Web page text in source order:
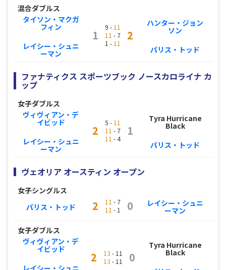
混合ダブルス
タイソン・マクガ
フィン
レイシー・シュニ
ーマン
1
9 - 11
11 - 7
1 - 11
2
ハンター・ジョン
ソン
パリス・トッド
ファナティクス スポーツブック ノースカロライナ カ
ップ
女子ダブルス
ヴィヴィアン・デ
イビッド
レイシー・シュニ
ーマン
2
5 - 11
11 - 7
11 - 4
1
Tyra Hurricane
Black
パリス・トッド
ヴェオリア オースティン オープン
女子シングルス
パリス・トッド
2 11 - 7
11 - 1 0 レイシー・シュニ
ーマン
女子ダブルス
ヴィヴィアン・デ
イビッド
レイシー・シュニ
2 13 - 11
13 - 11 0
Tyra Hurricane
Black